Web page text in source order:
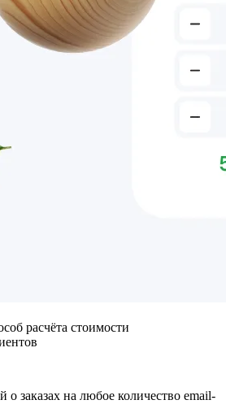
расчёта стоимости
заказах на любое количество email-